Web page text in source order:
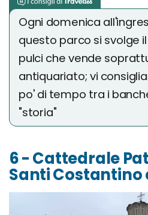
Ogni domenica
questo parco si svolge
pulci che vende
antiquariato; vi
po' di tempo tra i
"storia"
6 - Cattedrale
Santi Costantino